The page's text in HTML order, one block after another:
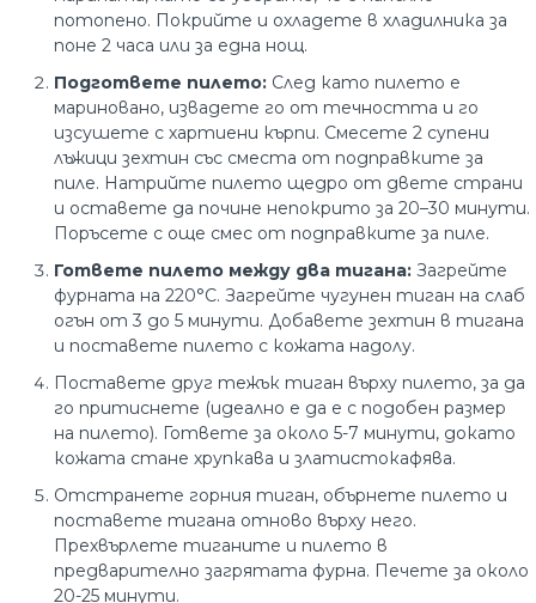
потопено. Покрийте и охладете в хладилника за
поне 2 часа или за една нощ.
Подгответе пилето: След като пилето е
мариновано, извадете го от течността и го
изсушете с хартиени кърпи. Смесете 2 супени
лъжици зехтин със сместа от подправките за
пиле. Натрийте пилето щедро от двете страни
и оставете да почине непокрито за 20–30 минути.
Поръсете с още смес от подправките за пиле.
Гответе пилето между два тигана: Загрейте
фурната на 220°C. Загрейте чугунен тиган на слаб
огън от 3 до 5 минути. Добавете зехтин в тигана
и поставете пилето с кожата надолу.
Поставете друг тежък тиган върху пилето, за да
го притиснете (идеално е да е с подобен размер
на пилето). Гответе за около 5-7 минути, докато
кожата стане хрупкава и златистокафява.
Отстранете горния тиган, обърнете пилето и
поставете тигана отново върху него.
Прехвърлете тиганите и пилето в
предварително загрятата фурна. Печете за около
20-25 минути.